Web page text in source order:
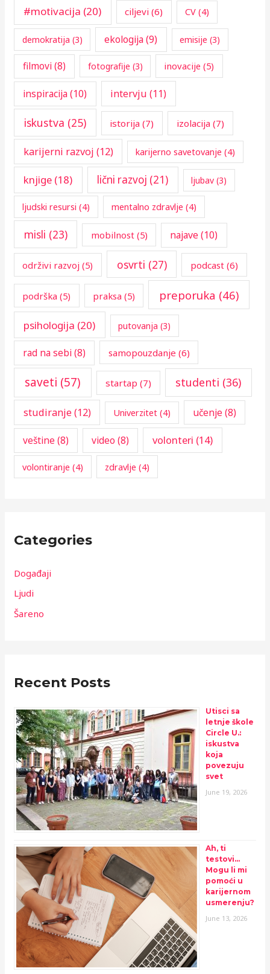
r
#motivacija (20) ciljevi (6) CV(4)
demokratija (3) ekologija(9) emisije (3)
filmovi(8) fotografije (3) inovacije (5)
inspiracija(10) intervju (11)
iskustva (25) istorija (7) izolacija (7)
karijerni razvoj (12) karijerno savetovanje (4)
knjige (18) lični razvoj (21) ljubav (3)
ljudski resursi (4) mentalno zdravlje (4)
misli (23) mobilnost(5) najave(10)
održivi razvoj (5) osvrti (27) podcast (6)
podrška (5) praksa (5) preporuka (46)
psihologija (20) putovanja (3)
rad na sebi(8) samopouzdanje (6)
saveti (57) startap (7) studenti (36)
studiranje(12) Univerzitet (4) učenje(8)
veštine(8) video (8) volonteri (14)
volontiranje (4) zdravlje (4)
Categories
Događaji
Ljudi
Šareno
Recent Posts
Utisci sa
letnje škole
Circle U.:
iskustva
koja
povezuju
svet
June 19, 2026
Ah, ti
testovi…
Mogu li mi
pomoći u
karijernom
usmerenju?
June 13, 2026